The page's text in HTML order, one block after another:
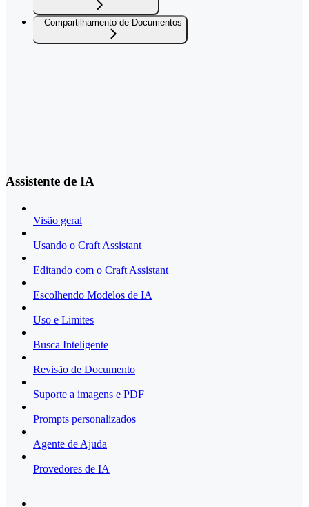
Compartilhamento de Documentos
Assistente de IA
Visão geral
Usando o Craft Assistant
Editando com o Craft Assistant
Escolhendo Modelos de IA
Uso e Limites
Busca Inteligente
Revisão de Documento
Suporte a imagens e PDF
Prompts personalizados
Agente de Ajuda
Provedores de IA